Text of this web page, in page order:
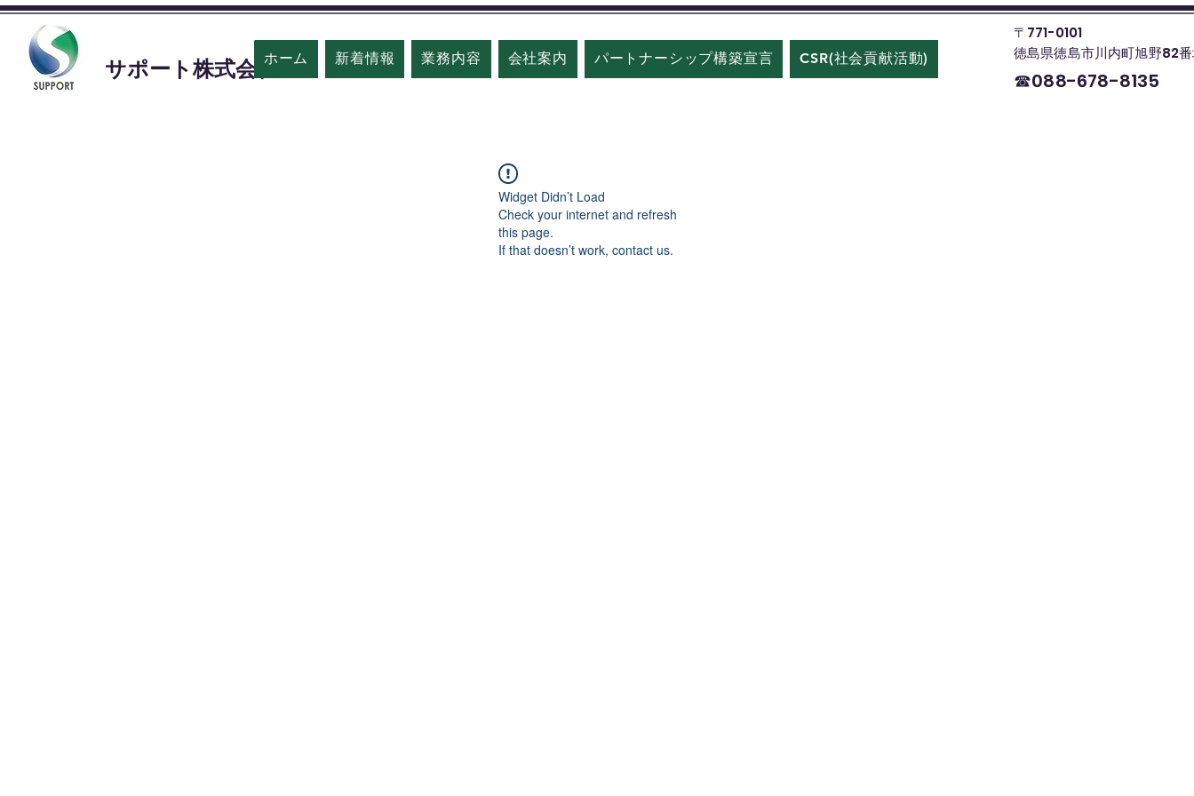
​サポート株式会社ホーム 新着情報 業務内容 会社案内 パートナーシップ構築宣言 CSR(社会貢献活動) お問い合わせ
〒771-0101
徳島県徳島市川内町旭野82
☎088-678-8135
Widget Didn’t Load
Check your internet and refresh
this page.
If that doesn’t work, contact us.